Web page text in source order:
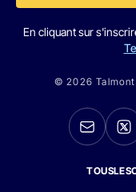
En cliquant sur
© 2026